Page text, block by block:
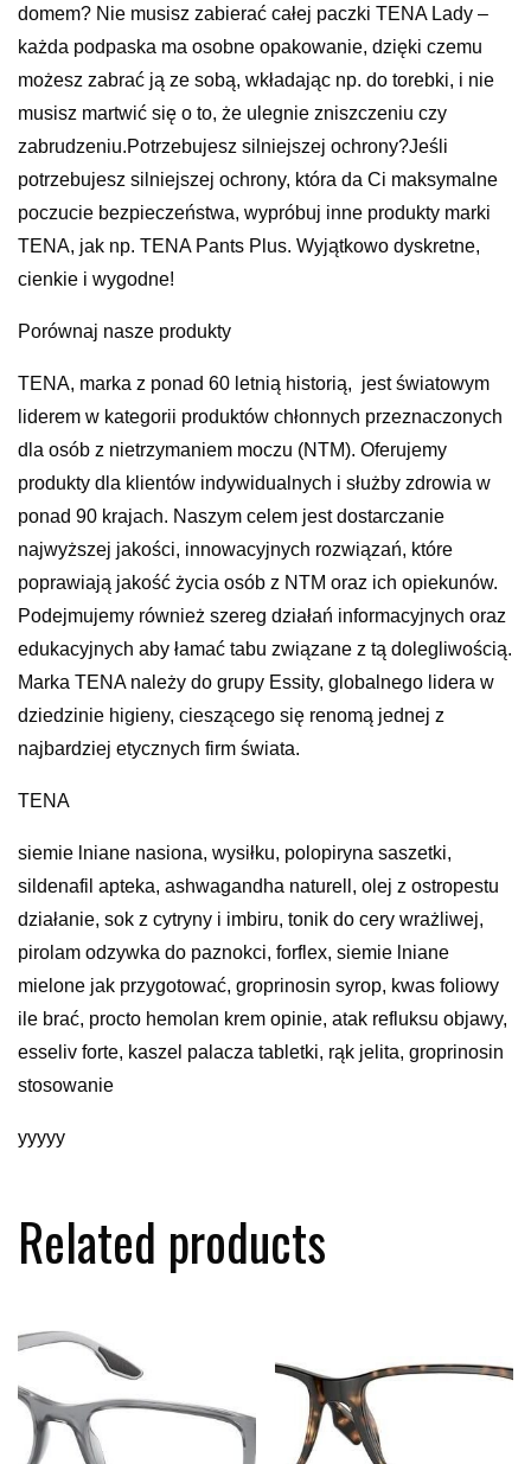
domem? Nie musisz zabierać całej paczki TENA Lady –
każda podpaska ma osobne opakowanie, dzięki czemu
możesz zabrać ją ze sobą, wkładając np. do torebki, i nie
musisz martwić się o to, że ulegnie zniszczeniu czy
zabrudzeniu.Potrzebujesz silniejszej ochrony?Jeśli
potrzebujesz silniejszej ochrony, która da Ci maksymalne
poczucie bezpieczeństwa, wypróbuj inne produkty marki
TENA, jak np. TENA Pants Plus. Wyjątkowo dyskretne,
cienkie i wygodne!
Porównaj nasze produkty
TENA, marka z ponad 60 letnią historią, jest światowym
liderem w kategorii produktów chłonnych przeznaczonych
dla osób z nietrzymaniem moczu (NTM). Oferujemy
produkty dla klientów indywidualnych i służby zdrowia w
ponad 90 krajach. Naszym celem jest dostarczanie
najwyższej jakości, innowacyjnych rozwiązań, które
poprawiają jakość życia osób z NTM oraz ich opiekunów.
Podejmujemy również szereg działań informacyjnych oraz
edukacyjnych aby łamać tabu związane z tą dolegliwością.
Marka TENA należy do grupy Essity, globalnego lidera w
dziedzinie higieny, cieszącego się renomą jednej z
najbardziej etycznych firm świata.
TENA
siemie lniane nasiona, wysiłku, polopiryna saszetki,
sildenafil apteka, ashwagandha naturell, olej z ostropestu
działanie, sok z cytryny i imbiru, tonik do cery wrażliwej,
pirolam odzywka do paznokci, forflex, siemie lniane
mielone jak przygotować, groprinosin syrop, kwas foliowy
ile brać, procto hemolan krem opinie, atak refluksu objawy,
esseliv forte, kaszel palacza tabletki, rąk jelita, groprinosin
stosowanie
yyyyy
Related products